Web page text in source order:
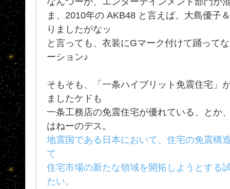
ま、2010年の AKB48 と言えば、大島優子
りましたがなッ
と言っても、衣装にGマーク付けて踊っ
ーション♪
そもそも、「一条ハイブリット免震住宅」
ましたケドも
一条工務店の免震住宅が優れている、とか
はねーのデス。
地震国である日本において、住宅の免震構
て
住宅市場の新たな領域を開拓しようとする
たい。